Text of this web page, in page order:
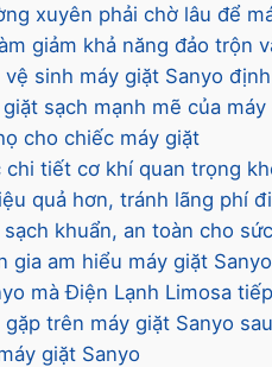
xuyên phải chờ lâu để
giảm khả năng đảo trộn
sinh máy giặt Sanyo
sạch mạnh mẽ của máy
cho chiếc máy giặt
tiết cơ khí quan trọng
quả hơn, tránh lãng phí
khuẩn, an toàn cho
gia am hiểu máy giặt Sanyo
mà Điện Lạnh Limosa
trên máy giặt Sanyo
giặt Sanyo